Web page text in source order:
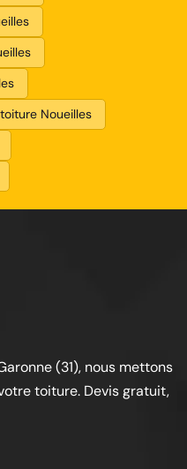
Noueilles
(31), nous mettons
toiture. Devis gratuit,